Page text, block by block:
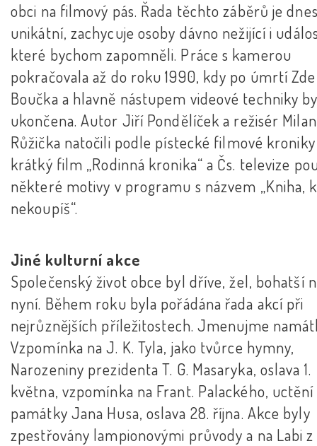
obci na filmový pás. Řada těchto záběrů je
unikátní, zachycuje osoby dávno nežijící i
které bychom zapomněli. Práce s kamerou
pokračovala až do roku 1990, kdy po úmrtí
Boučka a hlavně nástupem videové techniky
ukončena. Autor Jiří Pondělíček a režisér Milan
Růžička natočili podle pístecké filmové kroniky
krátký film „Rodinná kronika“ a Čs. televize
některé motivy v programu s názvem „Kniha,
nekoupíš“.
Jiné kulturní akce
Společenský život obce byl dříve, žel, bohatší
nyní. Během roku byla pořádána řada akcí při
nejrůznějších příležitostech. Jmenujme
Vzpomínka na J. K. Tyla, jako tvůrce hymny,
Narozeniny prezidenta T. G. Masaryka, oslava 1.
května, vzpomínka na Frant. Palackého, uctění
památky Jana Husa, oslava 28. října. Akce byly
zpestřovány lampionovými průvody a na Labi z